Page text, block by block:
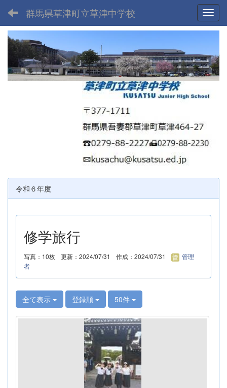
群馬県草津町立草津中学校
令和６年度
修学旅行
写真：10枚 更新：2024/07/31 作成：2024/07/31
管理
者
全て表示 登録順 50件